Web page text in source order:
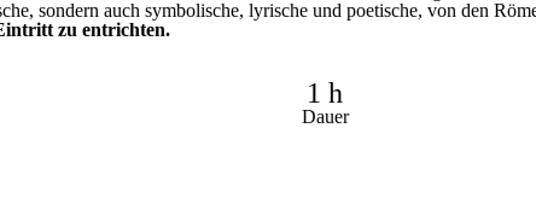
sondern auch symbolische, lyrische und poetische, von den
zu entrichten.
1 h
Dauer